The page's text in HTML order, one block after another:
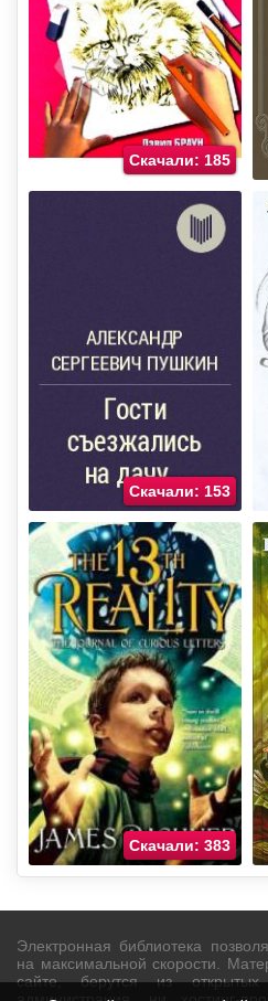
Скачали: 185
Скачали: 153
Скачали: 383
Электронная библиотека
на максимальной скорости.
сайте, берутся из